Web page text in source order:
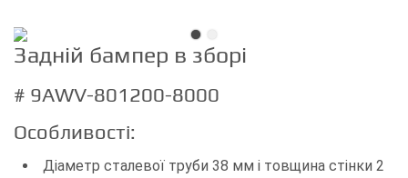
Задній бампер в зборі
# 9AWV-801200-8000
Особливості:
Діаметр сталевої труби 38 мм і товщина стінки 2